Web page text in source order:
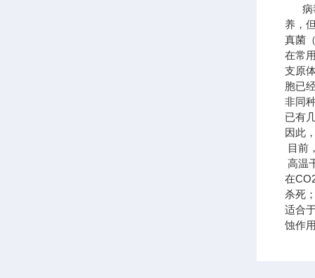
病毒
养，
真菌
在常
支原
胞已
非同
已有
因此
目前
高温
在
杀死
适合
蚀作